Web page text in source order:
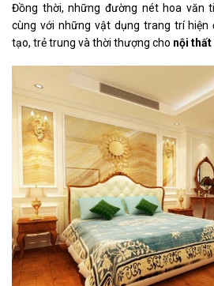
Đồng thời, những đường nét hoa văn
cùng với những vật dụng trang trí hiện
tạo, trẻ trung và thời thượng cho nội thất